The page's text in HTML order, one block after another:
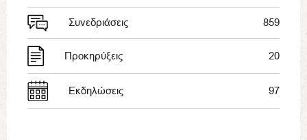
Συνεδριάσεις 859
Προκηρύξεις 20
Εκδηλώσεις 97